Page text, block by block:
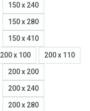
150 x 240
150 x 280
150 x 410
200 x 100 200 x 110
200 x 200
200 x 240
200 x 280